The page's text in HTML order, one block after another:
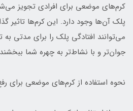
کرم‌های موضعی برای افرادی تجویز
پلک آن‌ها وجود دارد. این کرم‌ها تاثیر
می‌توانند افتادگی پلک را برای مدتی به
جوان‌تر و با نشاط‌تر به چهره شما
نحوه استفاده از کرم‌های موضعی برای